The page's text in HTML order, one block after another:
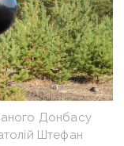
Донбасу
Штефан